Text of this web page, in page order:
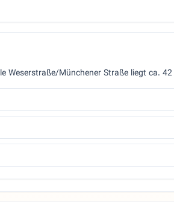
Weserstraße/Münchener Straße liegt ca.